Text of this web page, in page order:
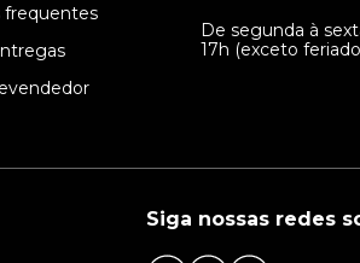
frequentes
De segunda à
17h (exceto
Siga nossas redes